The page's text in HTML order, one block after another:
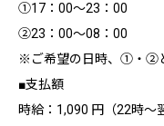
①17：00～23：00
②23：00～08：00
※ご希望の日時、①・②
■支払額
時給：1,090 円（22時～